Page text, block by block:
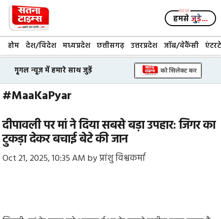
Skip
content
हमसेजुड़े...
होम देश/विदेश मध्यप्रदेश छत्तीसगढ़ उत्तरप्रदेश जॉब/वेकैंसी
गूगल न्यूज़ में हमारे साथ जुड़ें
#MaaKaPyar
दीपावली पर मां ने दिया सबसे बड़ा उपहार: जिगर का
टुकड़ा देकर बचाई बेटे की जान
Oct 21, 2025, 10:35 AM byप्रांशु विश्वकर्मा